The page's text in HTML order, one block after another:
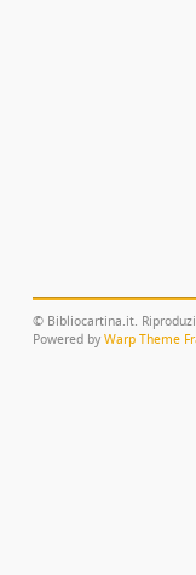
© Bibliocartina.it.
Powered by Warp Theme